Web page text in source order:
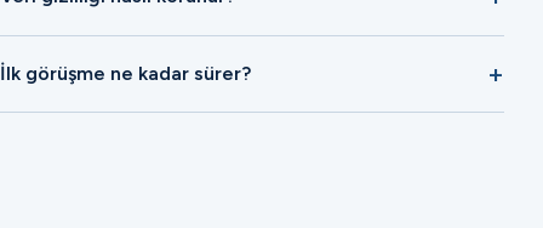
İlk görüşme ne kadar sürer?